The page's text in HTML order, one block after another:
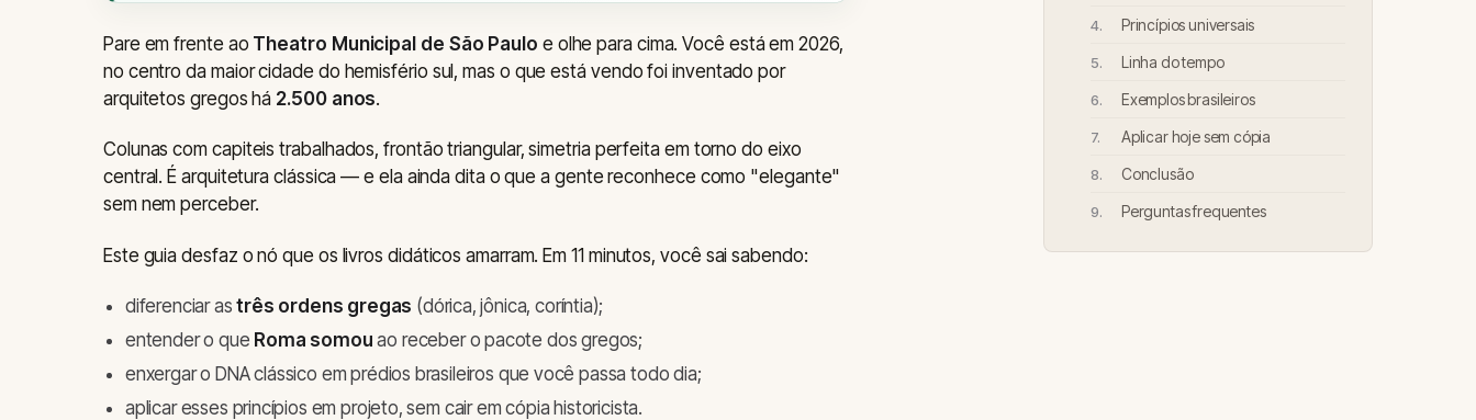
Pare em frente ao Theatro Municipal de São Paulo e olhe para cima. Você está em 2026,
no centro da maior cidade do hemisfério sul, mas o que está vendo foi inventado por
arquitetos gregos há 2.500 anos.
Colunas com capiteis trabalhados, frontão triangular, simetria perfeita em torno do eixo
central. É arquitetura clássica — e ela ainda dita o que a gente reconhece como "elegante"
sem nem perceber.
Este guia desfaz o nó que os livros didáticos amarram. Em 11 minutos, você sai sabendo:
diferenciar astrês ordens gregas (dórica, jônica, coríntia);
entender o que Roma somou ao receber o pacote dos gregos;
enxergar o DNA clássico em prédios brasileiros que você passa todo dia;
aplicar esses princípios em projeto, sem cair em cópia historicista.
Princípios universais
Linha do tempo
Exemplos brasileiros
Aplicar hoje sem cópia
Conclusão
Perguntas frequentes